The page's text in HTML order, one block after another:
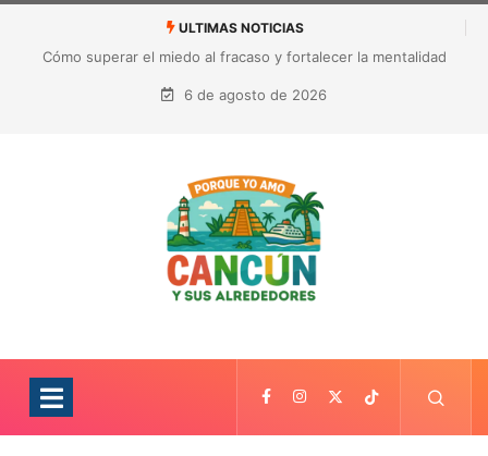
ULTIMAS NOTICIAS
México busca reanudar la exportación de aguacate a Estados
Unidos tras suspensión por alerta de seguridad
6 de agosto de 2026